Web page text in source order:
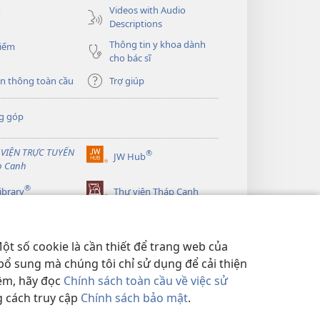
số cookie là cần thiết để trang web của
sung mà chúng tôi chỉ sử dụng để cải thiện
hãy đọc Chính sách toàn cầu về việc sử
cách truy cập Chính sách bảo mật.
Videos with Audio
Descriptions
Thông tin y khoa dành
cho bác sĩ
thông toàn cầu
Trợ giúp
góp
TRỰC TUYẾN
Canh
JW Hub®
(mở
sổ
® Thư viện Tháp Canh
MẬT |CÀI ĐẶT QUYỀN RIÊNG TƯ